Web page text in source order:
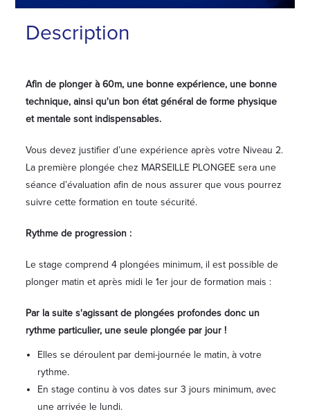
Description
Afin de plonger à 60m, une bonne expérience, une bonne
technique, ainsi qu'un bon état général de forme physique
et mentale sont indispensables.
Vous devez justifier d’une expérience après votre Niveau 2.
La première plongée chez MARSEILLE PLONGEE sera une
séance d’évaluation afin de nous assurer que vous pourrez
suivre cette formation en toute sécurité.
Rythme de progression :
Le stage comprend 4 plongées minimum, il est possible de
plonger matin et après midi le 1er jour de formation mais :
Par la suite s'agissant de plongées profondes donc un
rythme particulier, une seule plongée par jour !
Elles se déroulent par demi-journée le matin, à votre
rythme.
En stage continu à vos dates sur 3 jours minimum, avec
une arrivée le lundi.